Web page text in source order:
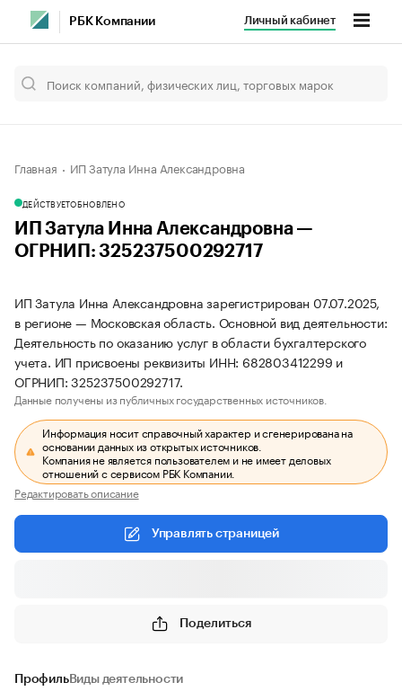
РБК Компании Личный кабинет
Главная ИП Затула Инна Александровна
ДЕЙСТВУЕТОБНОВЛЕНО
ИП Затула Инна Александровна —
ОГРНИП: 325237500292717
ИП Затула Инна Александровна зарегистрирован 07.07.2025,
в регионе — Московская область. Основной вид деятельности:
Деятельность по оказанию услуг в области бухгалтерского
учета. ИП присвоены реквизиты ИНН: 682803412299 и
ОГРНИП: 325237500292717.
Данные получены из публичных государственных источников.
Информация носит справочный характер и сгенерирована на
основании данных из открытых источников.
Компания не является пользователем и не имеет деловых
отношений с сервисом РБК Компании.
Редактировать описание
Управлять страницей
Поделиться
ПрофильВиды деятельности